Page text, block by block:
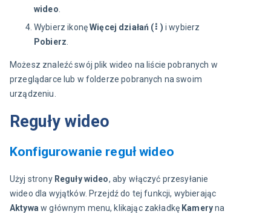
wideo
Wybierz ikonęWięcej działań (⠇) i wybierz
Pobierz
Możesz znaleźć swój plik wideo na liście pobranych w
przeglądarce lub w folderze pobranych na swoim
urządzeniu.
Reguły wideo
Konfigurowanie reguł wideo
Użyj strony Reguły wideo, aby włączyć przesyłanie
wideo dla wyjątków. Przejdź do tej funkcji, wybierając
Aktywa w głównym menu, klikając zakładkę Kamery na